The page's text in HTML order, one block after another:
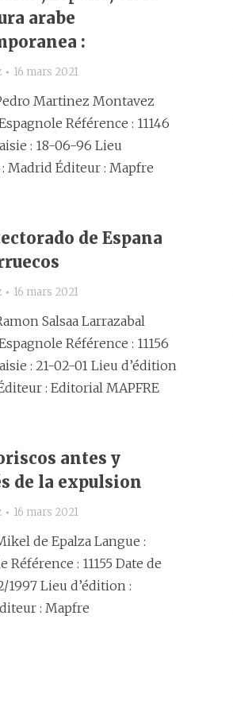
arabe
:
16 mars 2021
Martinez Montavez
Référence : 11146
: 18-06-96 Lieu
Madrid Éditeur : Mapfre
de Espana
16 mars 2021
Salsaa Larrazabal
Référence : 11156
: 21-02-01 Lieu d’édition
: Editorial MAPFRE
antes y
de la expulsion
16 mars 2021
de Epalza Langue :
Référence : 11155 Date de
1997 Lieu d’édition :
: Mapfre